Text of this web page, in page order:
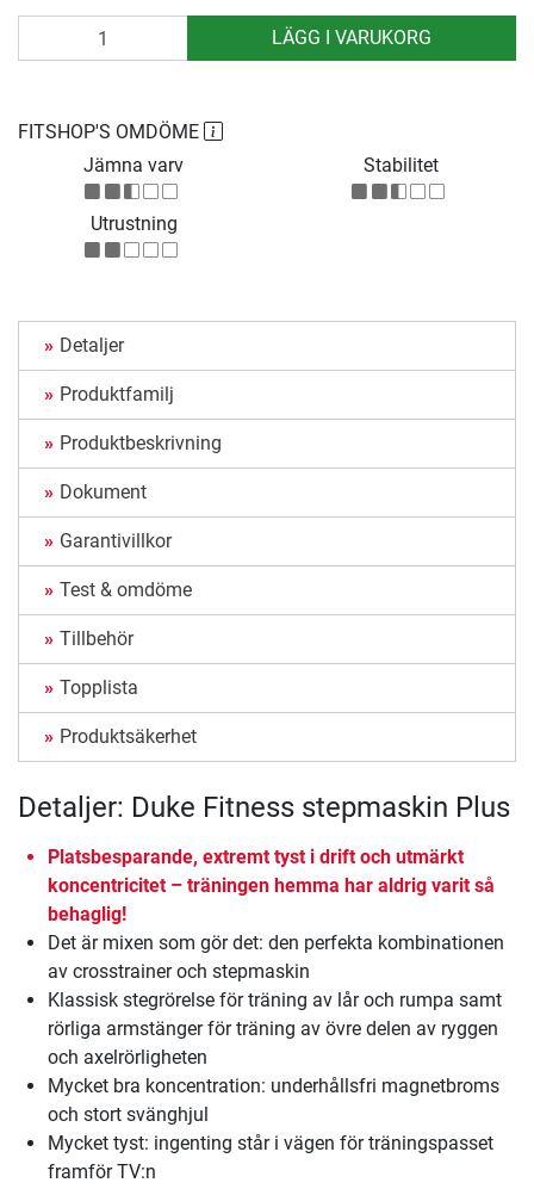
LÄGG I VARUKORG
FITSHOP'S OMDÖME
Jämna varv
Stabilitet
Utrustning
Detaljer
Produktfamilj
Produktbeskrivning
Dokument
Garantivillkor
Test & omdöme
Tillbehör
Topplista
Produktsäkerhet
Detaljer: Duke Fitness stepmaskin Plus
Platsbesparande, extremt tyst i drift och utmärkt
koncentricitet – träningen hemma har aldrig varit så
behaglig!
Det är mixen som gör det: den perfekta kombinationen
av crosstrainer och stepmaskin
Klassisk stegrörelse för träning av lår och rumpa samt
rörliga armstänger för träning av övre delen av ryggen
och axelrörligheten
Mycket bra koncentration: underhållsfri magnetbroms
och stort svänghjul
Mycket tyst: ingenting står i vägen för träningspasset
framför TV:n